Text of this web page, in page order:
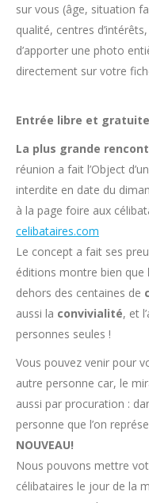
sur vous (âge, situation
qualité, centres
d’apporter une photo
directement sur votre
Entrée libre et
La plus grande
réunion a fait l’Object
interdite en date du
à la page foire aux
celibataires.com
Le concept a fait ses
éditions montre bien que
dehors des centaines de
aussi la convivialité, et
personnes seules !
Vous pouvez venir pour
autre personne car, le
aussi par procuration :
personne que l’on
NOUVEAU!
Nous pouvons mettre
célibataires le jour de la